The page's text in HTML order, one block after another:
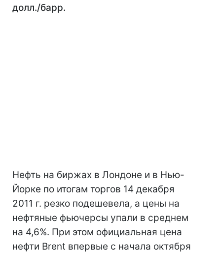
долл./барр.
Нефть на биржах в Лондоне и в Нью-
Йорке по итогам торгов 14 декабря
2011 г. резко подешевела, а цены на
нефтяные фьючерсы упали в среднем
на 4,6%. При этом официальная цена
нефти Brent впервые с начала октября